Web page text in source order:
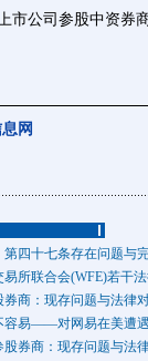
市公司参股中资券
网
四十七条存在问题与
所联合会(WFE)若干
商：现存问题与法律
容易——对网易在美遭
券商：现存问题与法